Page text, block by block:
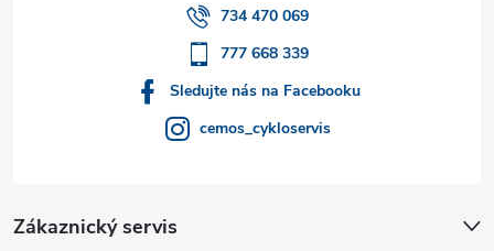
734 470 069
777 668 339
Sledujte nás na Facebooku
cemos_cykloservis
Zákaznický servis